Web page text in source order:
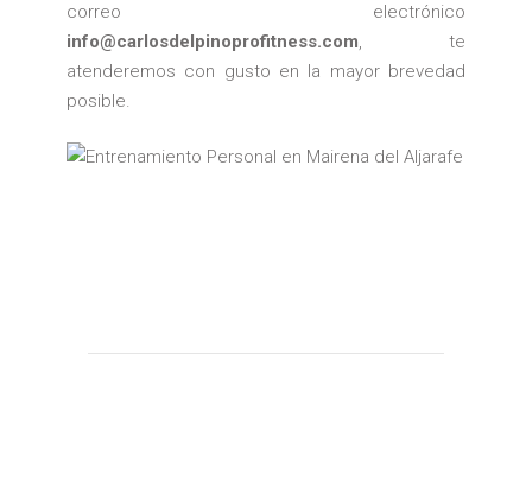
correo electrónico
info@carlosdelpinoprofitness.com, te
atenderemos con gusto en la mayor brevedad
posible.